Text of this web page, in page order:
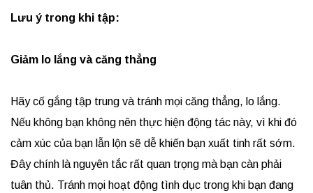
Lưu ý trong khi tập:
Giảm lo lắng và căng thẳng
Hãy cố gắng tập trung và tránh mọi căng thẳng, lo lắng.
Nếu không bạn không nên thực hiện động tác này, vì khi đó
cảm xúc của bạn lẫn lộn sẽ dễ khiến bạn xuất tinh rất sớm.
Đây chính là nguyên tắc rất quan trọng mà bạn càn phải
tuân thủ. Tránh mọi hoạt động tình dục trong khi bạn đang